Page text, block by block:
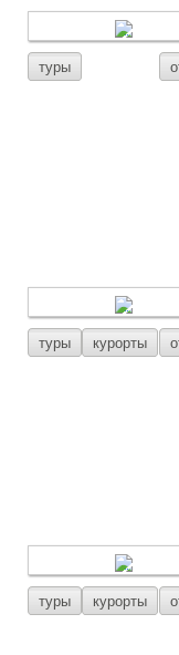
туры
туры курорты
туры курорты